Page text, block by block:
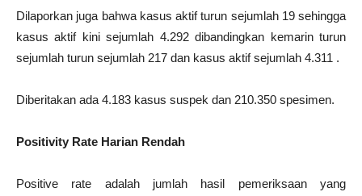
Dilaporkan juga bahwa kasus aktif turun sejumlah 19 sehingga
kasus aktif kini sejumlah 4.292 dibandingkan kemarin turun
sejumlah turun sejumlah 217 dan kasus aktif sejumlah 4.311 .
Diberitakan ada 4.183 kasus suspek dan 210.350 spesimen.
Positivity Rate Harian Rendah
Positive rate adalah jumlah hasil pemeriksaan yang